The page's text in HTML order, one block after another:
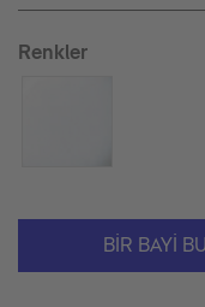
Renkler
BIR BAYI